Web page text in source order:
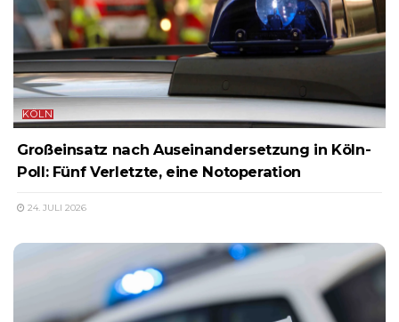
KÖLN
Großeinsatz nach Auseinandersetzung in Köln-
Poll: Fünf Verletzte, eine Notoperation
24. JULI 2026